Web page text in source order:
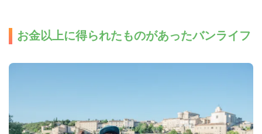
お金以上に得られたものがあったバンライフ